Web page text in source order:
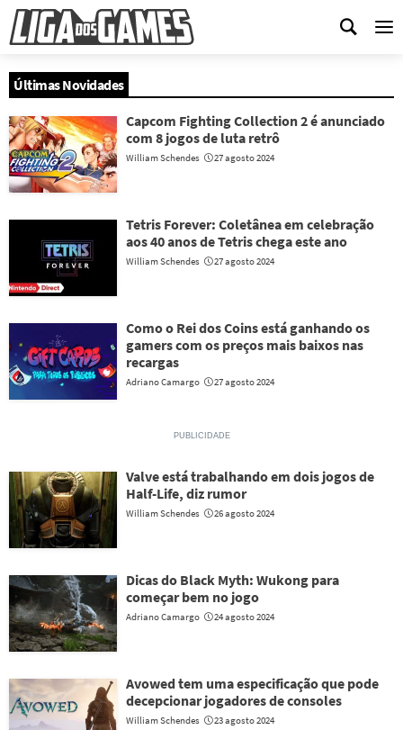
Últimas Novidades
Capcom Fighting Collection 2 é anunciado
com 8 jogos de luta retrô
William Schendes 27 agosto 2024
Tetris Forever: Coletânea em celebração
aos 40 anos de Tetris chega este ano
William Schendes 27 agosto 2024
Como o Rei dos Coins está ganhando os
gamers com os preços mais baixos nas
recargas
Adriano Camargo 27 agosto 2024
Valve está trabalhando em dois jogos de
Half-Life, diz rumor
William Schendes 26 agosto 2024
Dicas do Black Myth: Wukong para
começar bem no jogo
Adriano Camargo 24 agosto 2024
Avowed tem uma especificação que pode
decepcionar jogadores de consoles
William Schendes 23 agosto 2024